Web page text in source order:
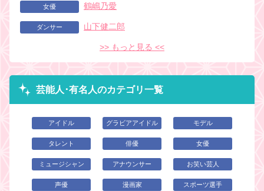
女優 鶴嶋乃愛
ダンサー 山下健二郎
>> もっと見る <<
芸能人･有名人のカテゴリ一覧
アイドル グラビアアイドル モデル
タレント 俳優 女優
ミュージシャン アナウンサー お笑い芸人
声優 漫画家 スポーツ選手